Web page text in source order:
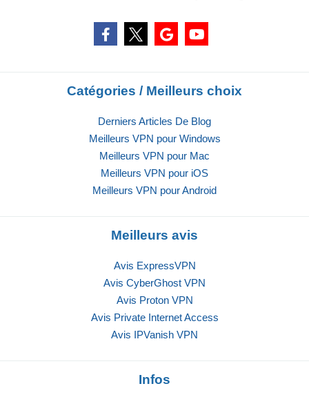
Catégories / Meilleurs choix
Derniers Articles De Blog
Meilleurs VPN pour Windows
Meilleurs VPN pour Mac
Meilleurs VPN pour iOS
Meilleurs VPN pour Android
Meilleurs avis
Avis ExpressVPN
Avis CyberGhost VPN
Avis Proton VPN
Avis Private Internet Access
Avis IPVanish VPN
Infos